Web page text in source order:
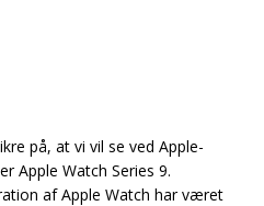
på, at vi vil se ved Apple-
Apple Watch Series 9.
af Apple Watch har været